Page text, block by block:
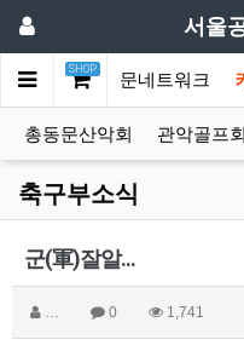
서울
SHOP
문한마당 동문네트워크
총동문산악회 관악골프회
축구부소식
군(軍)잘알...
… 0 1,741